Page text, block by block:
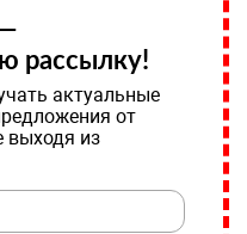
рассылку!
актуальные
от
выходя из